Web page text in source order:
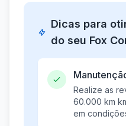
Dicas para
do seu Fox
Realize as
60.000 km
em